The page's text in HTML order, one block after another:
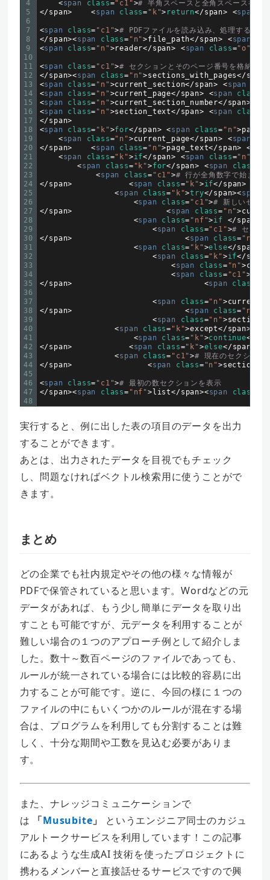
4
5
6
7
8
9
10
11
12
13
14
15
16
17
18
19
20
21
22
23
24
25
26
27
28
29
30
31
32
33
34
35
36
37
38
39
40
41
42
43
44
45
46
47
48
<span class="c1"># 半角スペースと全角スペースを除
</span> <span class= "k"> return</span> <span
<span class= "c1"># PDFファイルを読み込み、処理する
</span><span class= "n">file_path</span> <span
<span class= "n">reader</span> <span class="o"
<span class= "c1"># セクションとそのページ番号を格納する
</span><span class= "n">sections_with_pages</span
<span class= "n">current_section</span> <span
<span class= "n">current_page</span> <span class
<span class= "n">current_section_number</span>
<span class= "n">section_text</span> <span class
</span>
<span class= "k">for</span> <span class= "n">page
<span class="n">current_page</span> <span
</span> <span class= "n">page_text</span> <
<span class="k">if</span> <span class="n"
<span class= "k">for</span> <span class
<span class= "c1"># 行が全角数字で始まる
</span> <span class="k">if</span>
<span class= "k">try</span><span
<span class= "c1"># 新しいセク
</span> <span class= "n">
<span class= "nf">if </span
<span class="c1"># セクシ
</span> <span class= "n"
<span class= "k">else</span
<span class="k">if</span
<span class= "n">
<span class= "c1">
</span> <span class
<span class="n">
</span> <span class= "n"
<span class="n">
<span class= "k">except</span>
<span class= "k">continue<
</span> <span class="k">else</span
<span class= "c1"># 現在のセクション
</span> <span class= "n">
<span class= "c1"># 最初の数セクションを表示
</span><span class= "nf"> list</span><span class
実行すると、例に出した表の項目のデータを出力
することができます。
あとは、出力されたデータを目視でもチェック
し、問題なければベクトル検索用に使うことがで
きます。
まとめ
どの企業でも社内規定やその他の様々な情報が
PDFで保管されていると思います。Wordなどの元
データがあれば、もう少し簡単にデータを取り出
すことも可能ですが、元データを利用することが
難しい場合の１つのアプローチ例として紹介しま
した。数十～数百ページのファイルであっても、
ルールが統一されている場合には比較的容易に出
力することが可能です。逆に、今回の様に１つの
ファイルの中にもいくつかのルールが混在する場
合は、プログラムを利用しても分割することは難
しく、十分な期間や工数を見込む必要がありま
す。
また、ナレッジコミュニケーションで
は
「Musubite 」
というエンジニア同士のカジュ
アルトークサービスを利用しています！この記事
にあるような生成AI 技術を使ったプロジェクトに
携わるメンバーと直接話せるサービスですので興